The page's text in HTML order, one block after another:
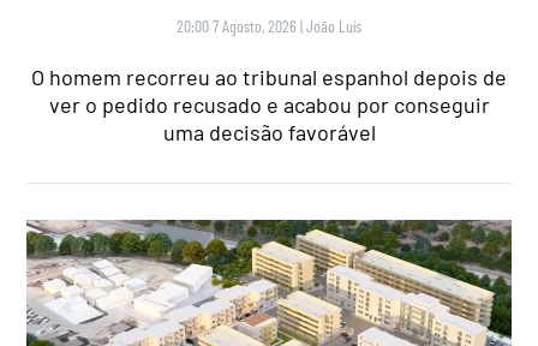
20:00 7 Agosto, 2026 |João Luís
O homem recorreu ao tribunal espanhol depois de
ver o pedido recusado e acabou por conseguir
uma decisão favorável